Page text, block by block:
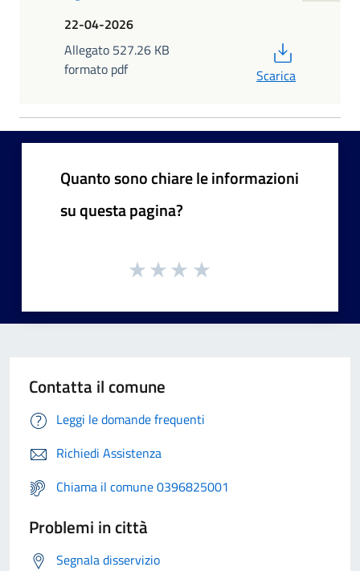
22-04-2026
Allegato 527.26 KB
formato pdf
Scarica
Quanto sono chiare le informazioni
su questa pagina?
Contatta il comune
Leggi le domande frequenti
Richiedi Assistenza
Chiama il comune 0396825001
Problemi in città
Segnala disservizio